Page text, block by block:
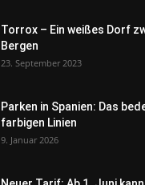
Torrox – Ein weißes Dorf
Bergen
23. September 2023
Parken in Spanien: Das
farbigen Linien
9. Januar 2026